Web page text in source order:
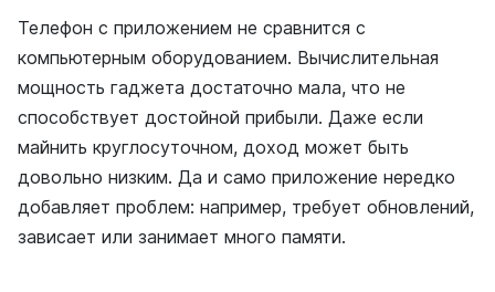
Телефон с приложением не сравнится с
компьютерным оборудованием. Вычислительная
мощность гаджета достаточно мала, что не
способствует достойной прибыли. Даже если
майнить круглосуточном, доход может быть
довольно низким. Да и само приложение нередко
добавляет проблем: например, требует обновлений,
зависает или занимает много памяти.